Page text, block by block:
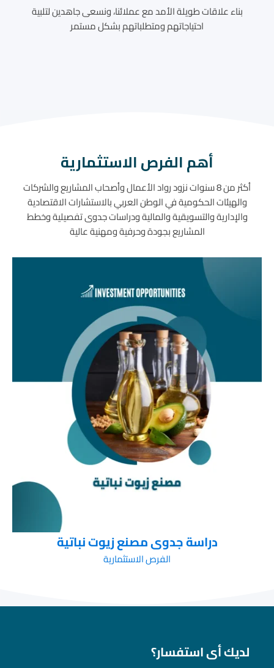
بناء علاقات طويلة الأمد مع عملائنا، ونسعى جاهدين لتلبية
احتياجاتهم ومتطلباتهم بشكل مستمر
أهم الفرص الاستثمارية
أكثر من 8 سنوات نزود رواد الأعمال وأصحاب المشاريع والشركات
والهيئات الحكومية في الوطن العربي بالاستشارات الاقتصادية
والإدارية والتسويقية والمالية ودراسات جدوى تفصيلية وخطط
المشاريع بجودة وحرفية ومهنية عالية
دراسة جدوى مصنع زيوت نباتية
الفرص الاستثمارية
لديك أى استفسار؟